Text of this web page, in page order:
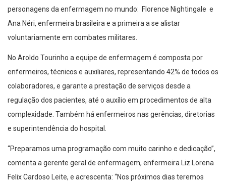
personagens da enfermagem no mundo: Florence Nightingale e
Ana Néri, enfermeira brasileira e a primeira a se alistar
voluntariamente em combates militares.
No Aroldo Tourinho a equipe de enfermagem é composta por
enfermeiros, técnicos e auxiliares, representando 42% de todos os
colaboradores, e garante a prestação de serviços desde a
regulação dos pacientes, até o auxílio em procedimentos de alta
complexidade. Também há enfermeiros nas gerências, diretorias
e superintendência do hospital.
“Preparamos uma programação com muito carinho e dedicação”,
comenta a gerente geral de enfermagem, enfermeira Liz Lorena
Felix Cardoso Leite, e acrescenta: “Nos próximos dias teremos